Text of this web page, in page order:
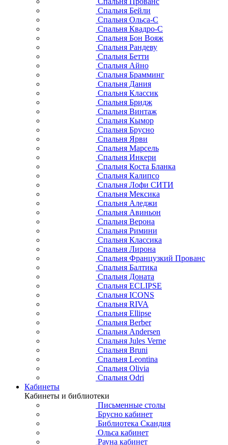
Спальня Бейли
Спальня Ольса-С
Спальня Квадро-С
Спальня Бон Вояж
Спальня Рандеву
Спальня Бетти
Спальня Айно
Спальня Брамминг
Спальня Дания
Спальня Классик
Спальня Бридж
Спальня Винтаж
Спальня Кымор
Спальня Брусно
Спальня Ярви
Спальня Марсель
Спальня Инкери
Спальня Коста Бланка
Спальня Калипсо
Спальня Лофи СИТИ
Спальня Мексика
Спальня Аледжи
Спальня Авиньон
Спальня Верона
Спальня Римини
Спальня Классика
Спальня Лирона
Спальня Французкий Прованс
Спальня Балтика
Спальня Доната
Спальня ECLIPSE
Спальня ICONS
Спальня RIVA
Спальня Ellipse
Спальня Berber
Спальня Andersen
Спальня Jules Verne
Спальня Bruni
Спальня Leontina
Спальня Olivia
Спальня Odri
Кабинеты
Кабинеты и библиотеки
Письменные столы
Брусно кабинет
Библиотека Скандия
Ольса кабинет
Рауна кабинет